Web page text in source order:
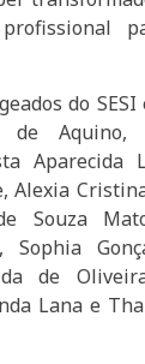
profissional
do
de Aquino,
Aparecida
Alexia
Souza
Sophia
de
Lana e